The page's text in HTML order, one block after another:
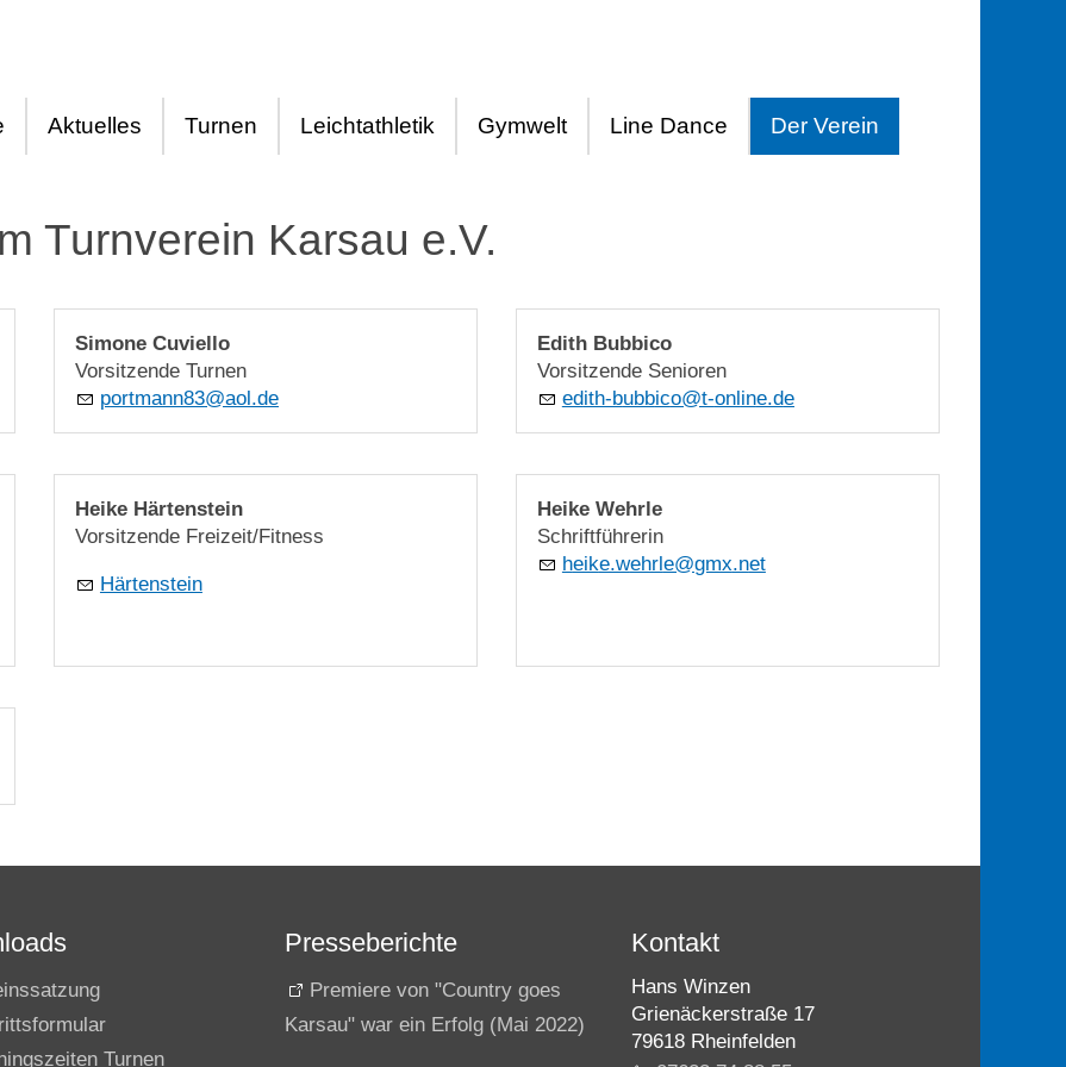
Aktuelles Turnen Leichtathletik Gymwelt Line Dance Der Verein
Turnverein Karsau e.V.
Simone Cuviello
Vorsitzende Turnen
p rtm nn83 l d
Edith Bubbico
Vorsitzende Senioren
d th-b bb c t- nl n d
Heike Härtenstein
Vorsitzende Freizeit/Fitness
Härtenstein
Heike Wehrle
Schriftführerin
h
k w hrl gmx n t
Turnen
Presseberichte
Premiere von "Country goes
Karsau" war ein Erfolg (Mai 2022)
Kontakt
Hans Winzen
Grienäckerstraße 17
79618 Rheinfelden